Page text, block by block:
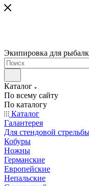
Экипировка для
Каталог
По всему сайту
По каталогу
Каталог
Галантерея
Для стендовой
Кобуры
Ножны
Германские
Европейские
Непальские